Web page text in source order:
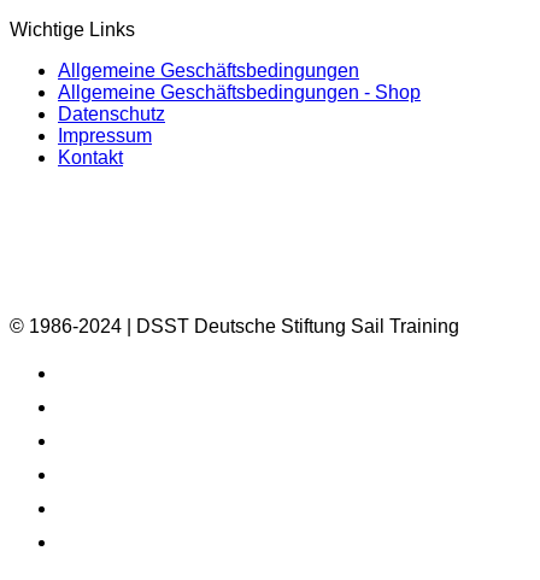
Wichtige Links
Allgemeine Geschäftsbedingungen
Allgemeine Geschäftsbedingungen - Shop
Datenschutz
Impressum
Kontakt
© 1986-2024 | DSST Deutsche Stiftung Sail Training